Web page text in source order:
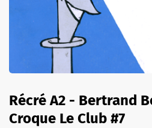
Récré A2 - Bertrand
Croque Le Club #7